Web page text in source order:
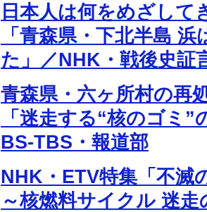
日本人は何をめざして
「青森県・下北半島
た」／NHK・戦後史証
青森県・六ヶ所村の再
「迷走する“核のゴミ”
BS-TBS・報道部
NHK・ETV特集「不滅
～核燃料サイクル 迷走